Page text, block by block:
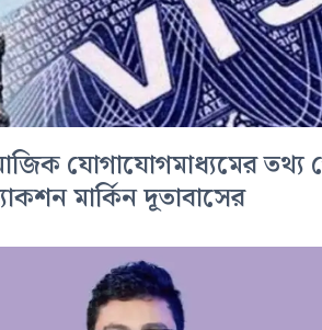
যোগাযোগমাধ্যমের
মার্কিন দূতাবাসের